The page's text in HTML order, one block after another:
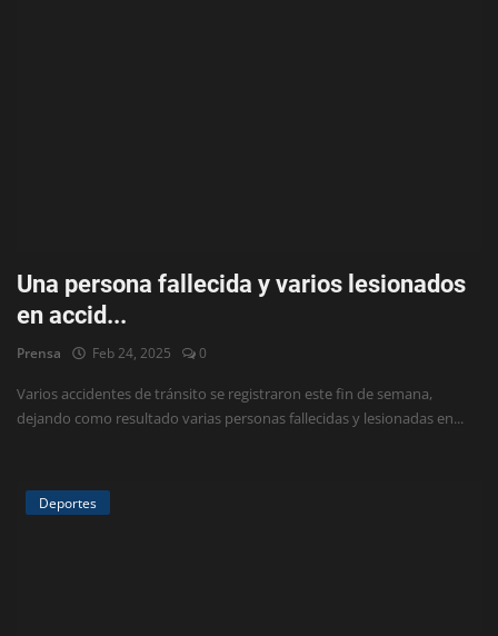
Una persona fallecida y varios lesionados
en accid...
Prensa Feb 24, 2025 0
Varios accidentes de tránsito se registraron este fin de semana,
dejando como resultado varias personas fallecidas y lesionadas en...
Deportes